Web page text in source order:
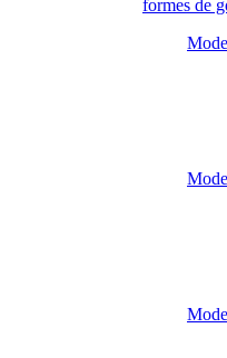
formes de